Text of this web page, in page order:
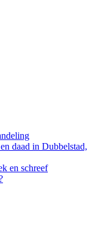
daad in Dubbelstad,
en schreef